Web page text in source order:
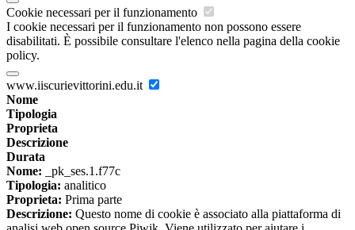
Cookie necessari per il funzionamento
I cookie necessari per il funzionamento non possono essere
disabilitati. È possibile consultare l'elenco nella pagina della cookie
policy.
www.iiscurievittorini.edu.it
Nome
Tipologia
Proprieta
Descrizione
Durata
Nome: _pk_ses.1.f77c
Tipologia: analitico
Proprieta: Prima parte
Descrizione: Questo nome di cookie è associato alla piattaforma di